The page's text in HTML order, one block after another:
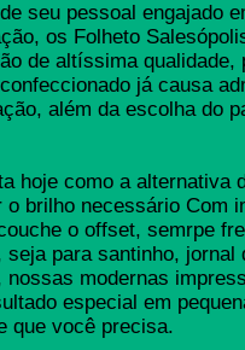
seu pessoal engajado
os Folheto
de altíssima qualidade,
já causa
além da escolha do
hoje como a alternativa
brilho necessário Com
o offset, semrpe
para santinho, jornal
modernas
especial em
que você precisa.